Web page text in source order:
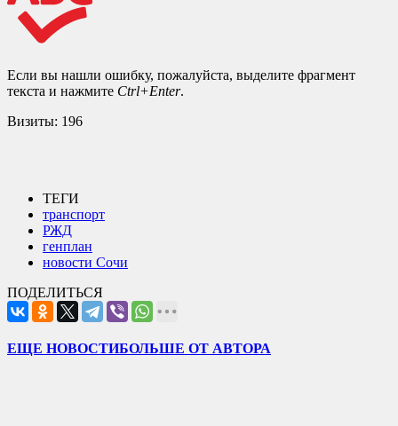
Если вы нашли ошибку, пожалуйста, выделите фрагмент
текста и нажмите Ctrl+Enter.
Визиты: 196
ТЕГИ
транспорт
РЖД
генплан
новости Сочи
ПОДЕЛИТЬСЯ
ЕЩЕ НОВОСТИБОЛЬШЕ ОТ АВТОРА